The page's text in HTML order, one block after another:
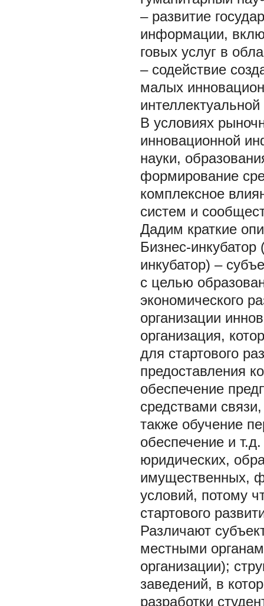
– развитие
информации,
говых услуг в
– содействие
малых
В условиях
инновационной
науки,
формирование
комплексное
систем и
Дадим краткие
Бизнес-инкубатор
инкубатор) –
с целью
экономического
организации
организация,
для стартового
предоставления
обеспечение
средствами
также обучение
обеспечение и
юридических,
имущественных,
условий, потому
стартового
Различают
местными
организации);
заведений, в
разработки